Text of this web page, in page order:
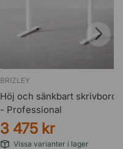
BRIZLEY
Höj och sänkbart skrivbord
- Professional
3 475 kr
Vissa varianter i lager